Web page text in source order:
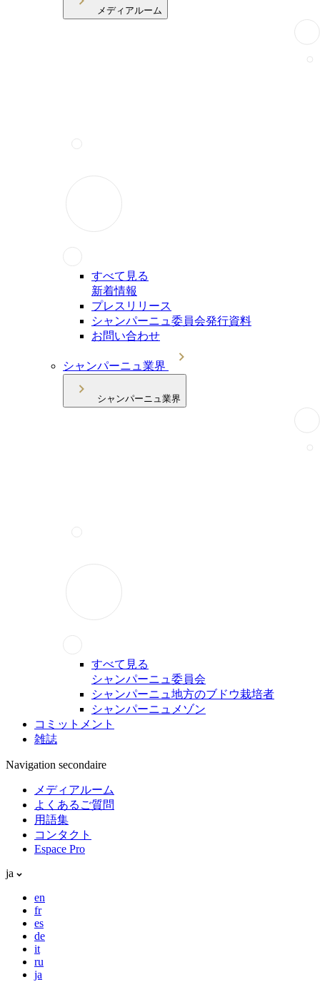
メディアルーム
すべて見る
新着情報
プレスリリース
シャンパーニュ委員会発行資料
お問い合わせ
シャンパーニュ業界
シャンパーニュ業界
すべて見る
シャンパーニュ委員会
シャンパーニュ地方のブドウ栽培者
シャンパーニュメゾン
コミットメント
雑誌
Navigation secondaire
メディアルーム
よくあるご質問
用語集
コンタクト
Espace Pro
ja
en
fr
es
de
it
ru
ja